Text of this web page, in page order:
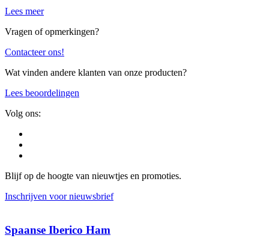
Lees meer
Vragen of opmerkingen?
Contacteer ons!
Wat vinden andere klanten van onze producten?
Lees beoordelingen
Volg ons:
Blijf op de hoogte van nieuwtjes en promoties.
Inschrijven voor nieuwsbrief
Spaanse Iberico Ham